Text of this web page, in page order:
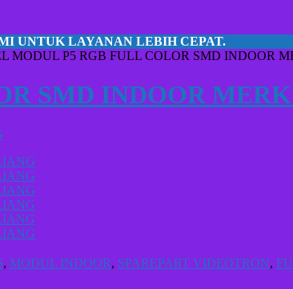
UNTUK LAYANAN LEBIH CEPAT.
MODUL P5 RGB FULL COLOR SMD INDOOR
SMD INDOOR
, MODUL INDOOR, SPAREPART VIDEOTRON,